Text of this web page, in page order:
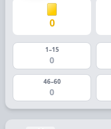
0
1–15
0
46–60
0